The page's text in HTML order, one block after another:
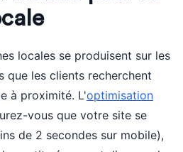
locales se produisent sur les
que les clients recherchent
à proximité. L'optimisation
vous que votre site se
de 2 secondes sur mobile),